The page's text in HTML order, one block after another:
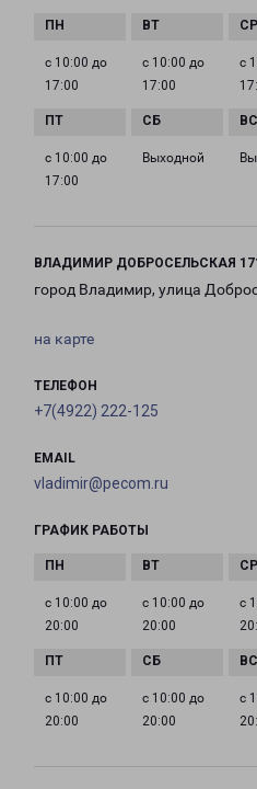
с 10:00 до
17:00
с 10:00 до
17:00
с
с 10:00 до
17:00
Выходной
ВЛАДИМИР ДОБРОСЕЛЬСКАЯ
город Владимир, улица
на карте
ТЕЛЕФОН
+7(4922) 222-125
EMAIL
vladimir@pecom.ru
ГРАФИК РАБОТЫ
с 10:00 до
20:00
с 10:00 до
20:00
с
с 10:00 до
20:00
с 10:00 до
20:00
с